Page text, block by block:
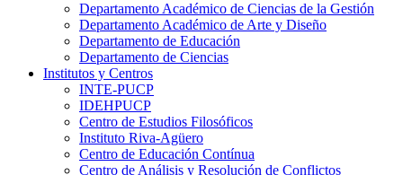
Departamento Académico de Ciencias de la Gestión
Departamento Académico de Arte y Diseño
Departamento de Educación
Departamento de Ciencias
Institutos y Centros
INTE-PUCP
IDEHPUCP
Centro de Estudios Filosóficos
Instituto Riva-Agüero
Centro de Educación Contínua
Centro de Análisis y Resolución de Conflictos